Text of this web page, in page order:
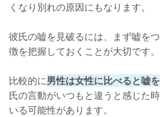
④ 目を見つめる
⑤ 彼氏の携帯をこっそり見る
⑥ 占いを参考にする
注意！電話で確認をするのはNG
嘘をつかれた時の対処法
くなり別れの原因にもなります。
彼氏の嘘を見破るには、まず嘘を
徴を把握しておくことが大切です。
比較的に男性は女性に比べると嘘
氏の言動がいつもと違うと感じた
いる可能性があります。